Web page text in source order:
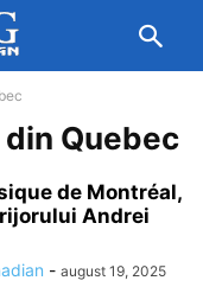
Quebec
de Montréal,
Andrei
- august 19, 2025